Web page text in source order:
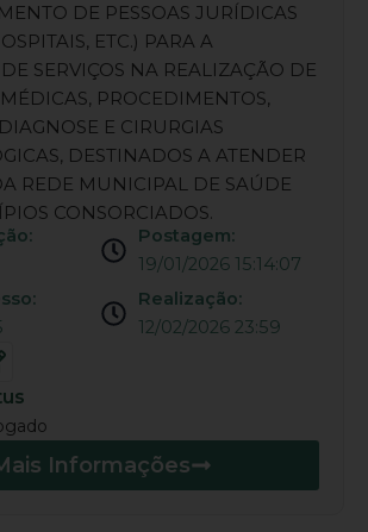
DE PESSOAS JURÍDICAS
ETC.) PARA A
SERVIÇOS NA REALIZAÇÃO DE
PROCEDIMENTOS,
E CIRURGIAS
DESTINADOS A ATENDER
REDE MUNICIPAL DE SAÚDE
CONSORCIADOS.
Postagem:
19/01/2026 15:14:07
Realização:
12/02/2026 23:59
Informações